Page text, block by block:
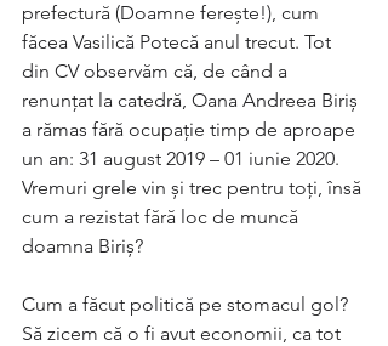
prefectură (Doamne ferește!), cum
făcea Vasilică Potecă anul trecut. Tot
din CV observăm că, de când a
renunțat la catedră, Oana Andreea Biriș
a rămas fără ocupație timp de aproape
un an: 31 august 2019 – 01 iunie 2020.
Vremuri grele vin și trec pentru toți, însă
cum a rezistat fără loc de muncă
doamna Biriș?
Cum a făcut politică pe stomacul gol?
Să zicem că o fi avut economii, ca tot